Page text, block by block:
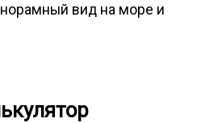
вид на море и